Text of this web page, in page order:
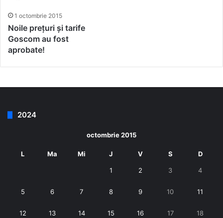
1 octombrie 2015
Noile prețuri și tarife
Goscom au fost
aprobate!
2024
octombrie 2015
L Ma Mi J V S D
1 2 3 4
5 6 7 8 9 10 11
12 13 14 15 16 17 18